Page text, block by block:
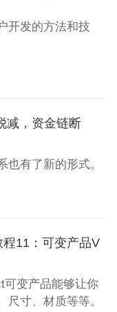
开发的方法和技
减，资金链断
有了新的形式。
11：可变产品V
可变产品能够让你
寸、材质等等。